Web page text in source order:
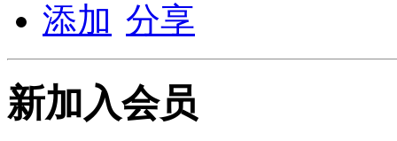
添加 分享
新加入会员